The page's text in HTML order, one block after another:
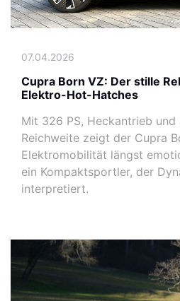
07.04.2026
Cupra Born VZ: Der stille
Elektro-Hot-Hatches
Mit 326 PS, Heckantrieb
Reichweite zeigt der Cupra
Elektromobilität längst
ein Kompaktsportler, der
interpretiert.